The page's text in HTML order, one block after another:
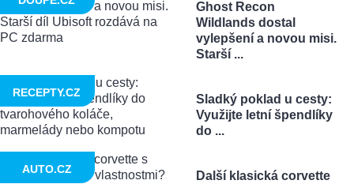
Ghost Recon
Wildlands dostal
vylepšení a novou misi.
Starší ...
Sladký poklad u cesty:
Využijte letní špendlíky
do ...
RECEPTY.CZ
Další klasická corvette
AUTO.CZ